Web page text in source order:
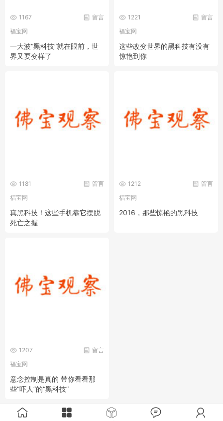
留言
1167
福宝网
一大波“黑科技”就在眼前，世
界又要变样了
留言
1221
福宝网
这些改变世界的黑科技有没有
惊艳到你
留言
1181
福宝网
真黑科技！这些手机靠它摆脱
死亡之握
留言
1212
福宝网
2016，那些惊艳的黑科技
留言
1207
福宝网
意念控制是真的 带你看看那
些“吓人”的“黑科技”